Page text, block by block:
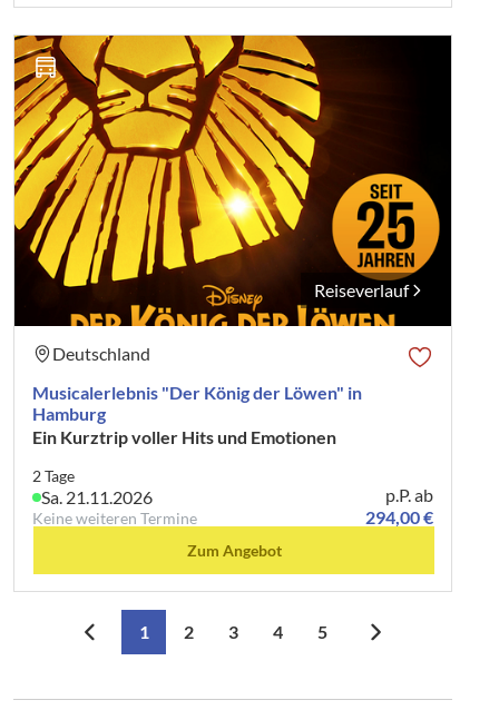
Reiseverlauf
Deutschland
Musicalerlebnis "Der König der Löwen" in
Hamburg
Ein Kurztrip voller Hits und Emotionen
2 Tage
Sa. 21.11.2026
Keine weiteren Termine
p.P. ab
294,00 €
Zum Angebot
1 2 3 4 5